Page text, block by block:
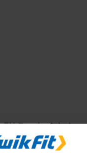
EU Bandenlabel